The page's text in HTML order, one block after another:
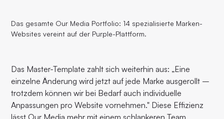
Das gesamte Our Media Portfolio: 14 spezialisierte Marken-
Websites vereint auf der Purple-Plattform.
Das Master-Template zahlt sich weiterhin aus: „Eine
einzelne Änderung wird jetzt auf jede Marke ausgerollt –
trotzdem können wir bei Bedarf auch individuelle
Anpassungen pro Website vornehmen." Diese Effizienz
lässt Our Media mehr mit einem schlankeren Team